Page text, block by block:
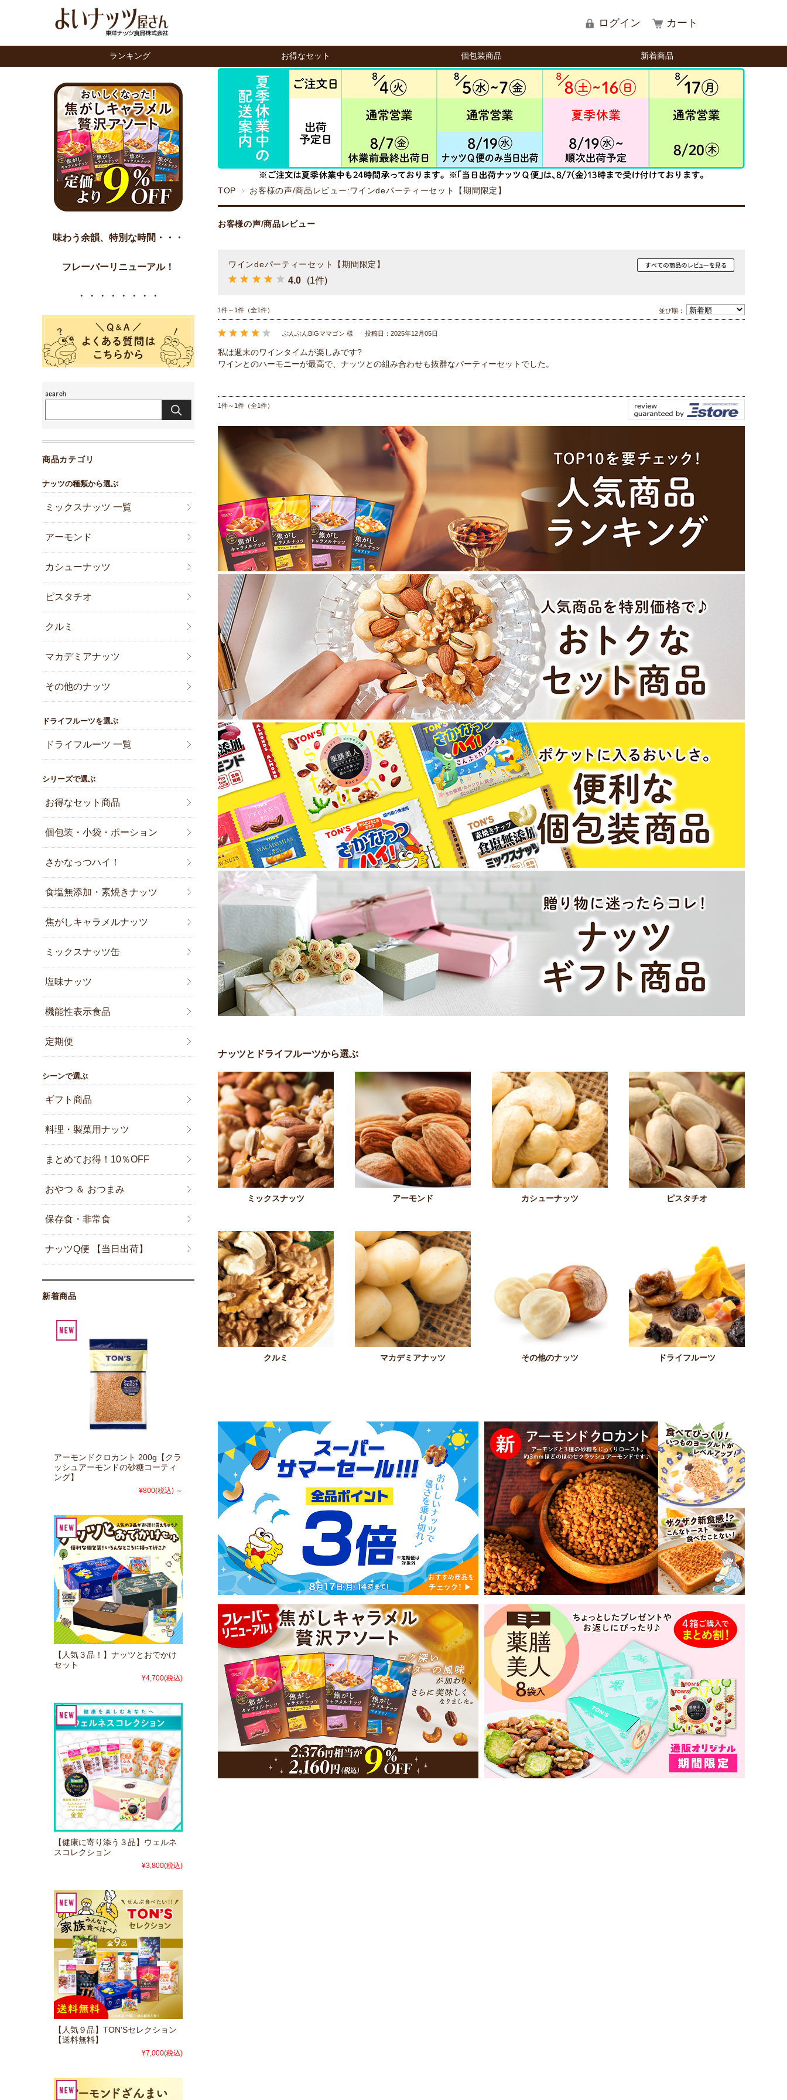
ログイン カート
ランキング お得なセット 個包装商品 新着商品
TOP お客様の声/商品レビュー:ワインdeパーティーセット【期間限定】
お客様の声/商品レビュー
ワインdeパーティーセット【期間限定】
4.0 (1件)
1件～1件（全1件） 並び順：
ぶんぶんBIGママゴン 様 投稿日：2025年12月05日
私は週末のワインタイムが楽しみです?
ワインとのハーモニーが最高で、ナッツとの組み合わせも抜群なパーティーセットでした。
1件～1件（全1件）
ナッツとドライフルーツから選ぶ
ミックスナッツ アーモンド カシューナッツ ピスタチオ
クルミ マカデミアナッツ その他のナッツ ドライフルーツ
味わう余韻、特別な時間・・・
フレーバーリニューアル！
・・・・・・・・
商品カテゴリ
ナッツの種類から選ぶ
ミックスナッツ 一覧
アーモンド
カシューナッツ
ピスタチオ
クルミ
マカデミアナッツ
その他のナッツ
ドライフルーツを選ぶ
ドライフルーツ 一覧
シリーズで選ぶ
お得なセット商品
個包装・小袋・ポーション
さかなっつハイ！
食塩無添加・素焼きナッツ
焦がしキャラメルナッツ
ミックスナッツ缶
塩味ナッツ
機能性表示食品
定期便
シーンで選ぶ
ギフト商品
料理・製菓用ナッツ
まとめてお得！10％OFF
おやつ ＆ おつまみ
保存食・非常食
ナッツQ便 【当日出荷】
新着商品
アーモンドクロカント 200g【クラ
ッシュアーモンドの砂糖コーティ
ング】
¥800(税込) ～
【人気３品！】ナッツとおでかけ
セット
¥4,700(税込)
【健康に寄り添う３品】ウェルネ
スコレクション
¥3,800(税込)
【人気９品】TON'Sセレクション
【送料無料】
¥7,000(税込)